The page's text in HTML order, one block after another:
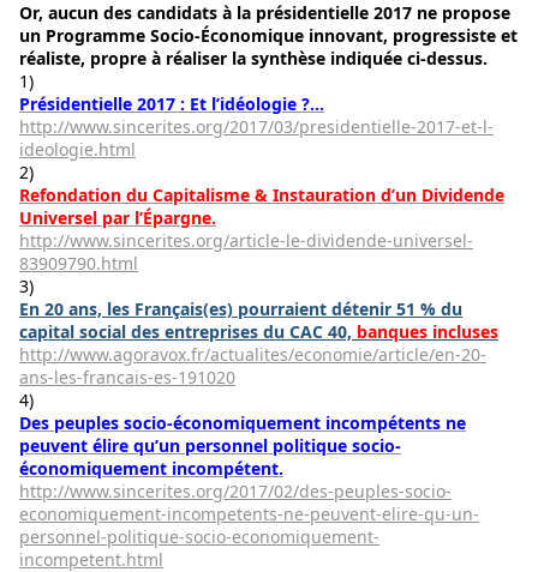
Or, aucun des candidats à la présidentielle 2017 ne propose
un Programme Socio-Économique innovant, progressiste et
réaliste, propre à réaliser la synthèse indiquée ci-dessus.
1)
Présidentielle 2017 : Et l’idéologie ?...
http://www.sincerites.org/2017/03/presidentielle-2017-et-l-
ideologie.html
2)
Refondation du Capitalisme & Instauration d’un Dividende
Universel par l’Épargne.
http://www.sincerites.org/article-le-dividende-universel-
83909790.html
3)
En 20 ans, les Français(es) pourraient détenir 51 % du
capital social des entreprises du CAC 40, banques incluses
http://www.agoravox.fr/actualites/economie/article/en-20-
ans-les-francais-es-191020
4)
Des peuples socio-économiquement incompétents ne
peuvent élire qu’un personnel politique socio-
économiquement incompétent.
http://www.sincerites.org/2017/02/des-peuples-socio-
economiquement-incompetents-ne-peuvent-elire-qu-un-
personnel-politique-socio-economiquement-
incompetent.html